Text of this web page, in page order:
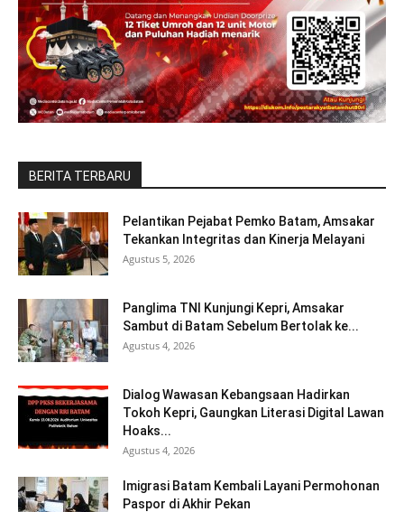
BERITA TERBARU
Pelantikan Pejabat Pemko Batam, Amsakar
Tekankan Integritas dan Kinerja Melayani
Agustus 5, 2026
Panglima TNI Kunjungi Kepri, Amsakar
Sambut di Batam Sebelum Bertolak ke...
Agustus 4, 2026
Dialog Wawasan Kebangsaan Hadirkan
Tokoh Kepri, Gaungkan Literasi Digital Lawan
Hoaks...
Agustus 4, 2026
Imigrasi Batam Kembali Layani Permohonan
Paspor di Akhir Pekan